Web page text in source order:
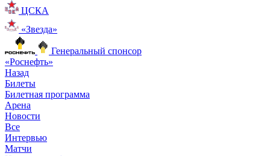
ЦСКА
«Звезда»
Генеральный спонсор
«Роснефть»
Назад
Билеты
Билетная программа
Арена
Новости
Все
Интервью
Матчи